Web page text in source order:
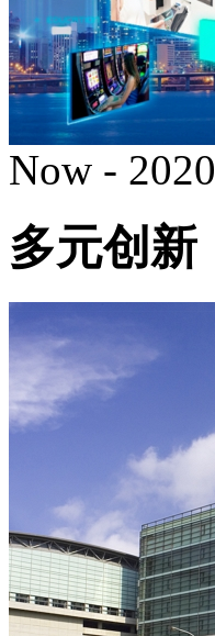
Now - 2020
多元创新